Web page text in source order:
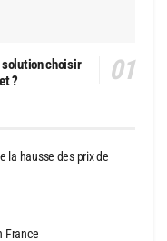
choisir
?
la hausse des prix de
France